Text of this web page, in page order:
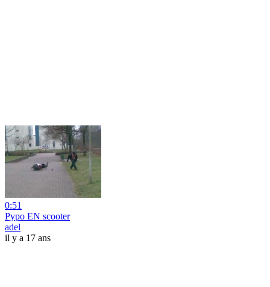
0:51
Pypo EN scooter
adel
il y a 17 ans